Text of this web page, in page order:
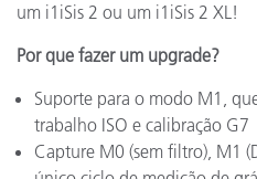
um i1iSis 2 ou um i1iSis 2 XL!
Por que fazer um upgrade?
Suporte para o modo M1,
trabalho ISO e calibração G7
Capture M0 (sem filtro), M1